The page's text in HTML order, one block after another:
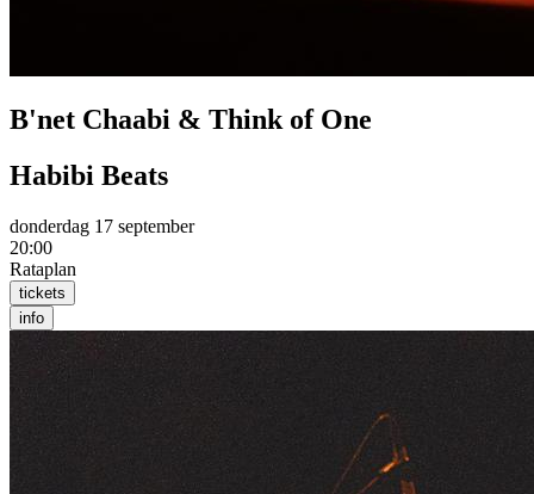
B'net Chaabi & Think of One
Habibi Beats
donderdag 17 september
20:00
Rataplan
tickets
info